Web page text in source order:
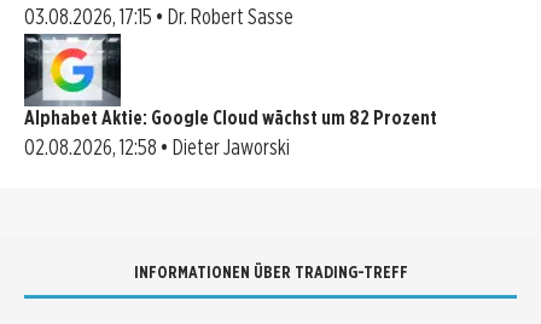
03.08.2026, 17:15 • Dr. Robert Sasse
Alphabet Aktie: Google Cloud wächst um 82 Prozent
02.08.2026, 12:58 • Dieter Jaworski
INFORMATIONEN ÜBER TRADING-TREFF